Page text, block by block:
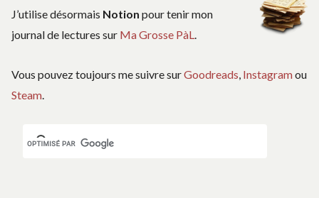
J’utilise désormais Notion pour tenir mon
journal de lectures sur Ma Grosse PàL.
Vous pouvez toujours me suivre surGoodreads, Instagramou
Steam.